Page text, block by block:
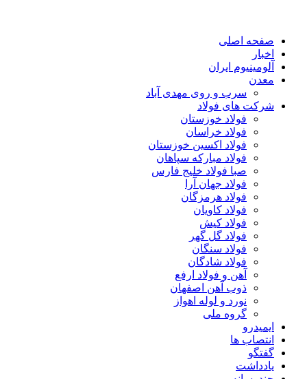
صفحه اصلی
اخبار
آلومینیوم ایران
معدن
سرب و روی مهدی آباد
شرکت های فولاد
فولاد خوزستان
فولاد خراسان
فولاد اکسین خوزستان
فولاد مبارکه سپاهان
صبا فولاد خلیج فارس
فولاد جهان آرا
فولاد هرمزگان
فولاد کاویان
فولاد کیش
فولاد گل گهر
فولاد سنگان
فولاد شادگان
آهن و فولاد ارفع
ذوب آهن اصفهان
نورد و لوله اهواز
گروه ملی
ایمیدرو
انتصاب ها
گفتگو
یادداشت